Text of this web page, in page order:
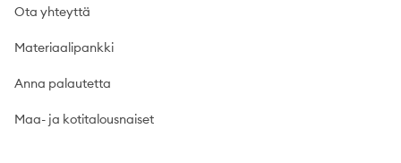
Ota yhteyttä
Materiaalipankki
Anna palautetta
Maa- ja kotitalousnaiset